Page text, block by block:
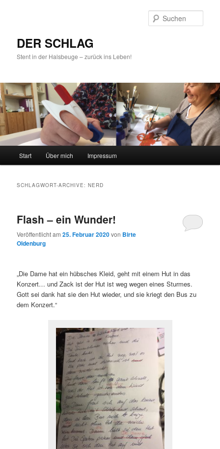
DER SCHLAG
Stent in der Halsbeuge – zurück ins Leben!
Zum
Zum
wechseln
Start Über mich Impressum
SCHLAGWORT-ARCHIVE:NERD
Flash – ein Wunder!
Veröffentlicht am25. Februar 2020von Birte
Oldenburg
„Die Dame hat ein hübsches Kleid, geht mit einem Hut in das
Konzert… und Zack ist der Hut ist weg wegen eines Sturmes.
Gott sei dank hat sie den Hut wieder, und sie kriegt den Bus zu
dem Konzert.“